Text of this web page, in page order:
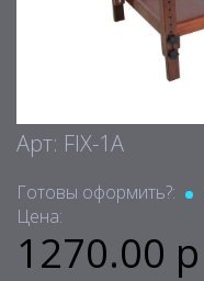
Арт: FIX-1A
Готовы оформить?:
Цена:
1270.00 р